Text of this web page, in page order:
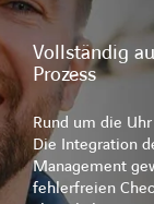
LinkedIn
Xing
Vollständig
Prozess
Rund um die
Die Integration
Management
fehlerfreien